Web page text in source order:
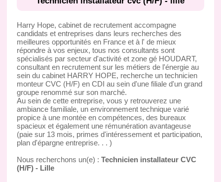
Harry Hope, cabinet de recrutement accompagne
candidats et entreprises dans leurs recherches des
meilleures opportunités en France et à l' de mieux
répondre à vos enjeux, tous nos consultants sont
spécialisés par secteur d'activité et zone gé HOUDART,
consultant en recrutement sur les métiers de l'énergie au
sein du cabinet HARRY HOPE, recherche un technicien
monteur CVC (H/F) en CDI au sein d'une filiale d'un grand
groupe renommé sur son marché.
Au sein de cette entreprise, vous y retrouverez une
ambiance familiale, un environnement technique varié
propice à une montée en compétences, des bureaux
spacieux et également une rémunération avantageuse
(paie sur 13 mois, primes d'intéressement et participation,
plan d'épargne entreprise. . . )
Nous recherchons un(e) : Technicien installateur CVC
(H/F) - Lille